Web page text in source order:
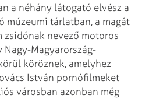
a néhány látogató elvész a
tárlatban, a magát
zsidónak nevező motoros
Magyarország-
köröznek, amelyhez
István pornófilmeket
városban azonban még